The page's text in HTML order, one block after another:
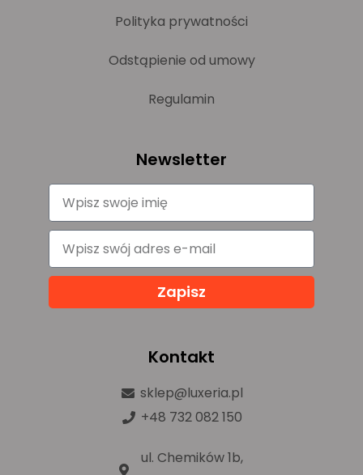
Polityka prywatności
Odstąpienie od umowy
Regulamin
Newsletter
Zapisz
Kontakt
sklep@luxeria.pl
+48 732 082 150
ul. Chemików 1b,